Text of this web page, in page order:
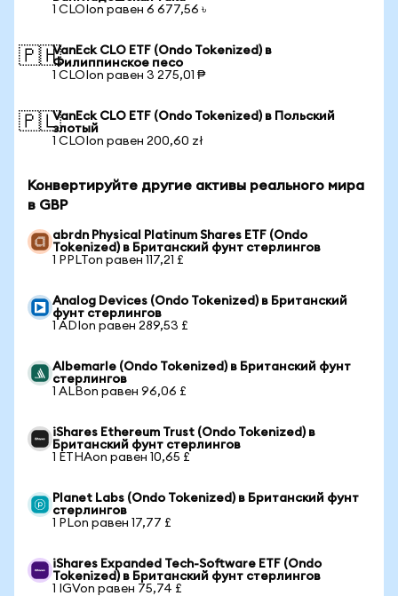
1 CLOIon равен 6 677,56 ৳
🇵🇭VanEck CLO ETF (Ondo Tokenized) в
Филиппинское песо
1 CLOIon равен 3 275,01 ₱
🇵🇱VanEck CLO ETF (Ondo Tokenized) в Польский
злотый
1 CLOIon равен 200,60 zł
Конвертируйте другие активы реального мира
в GBP
abrdn Physical Platinum Shares ETF (Ondo
Tokenized) в Британский фунт стерлингов
1 PPLTon равен 117,21 £
Analog Devices (Ondo Tokenized) в Британский
фунт стерлингов
1 ADIon равен 289,53 £
Albemarle (Ondo Tokenized) в Британский фунт
стерлингов
1 ALBon равен 96,06 £
iShares Ethereum Trust (Ondo Tokenized) в
Британский фунт стерлингов
1 ETHAon равен 10,65 £
Planet Labs (Ondo Tokenized) в Британский фунт
стерлингов
1 PLon равен 17,77 £
iShares Expanded Tech-Software ETF (Ondo
Tokenized) в Британский фунт стерлингов
1 IGVon равен 75,74 £